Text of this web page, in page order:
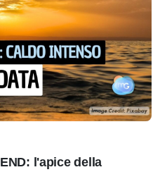
l'apice della